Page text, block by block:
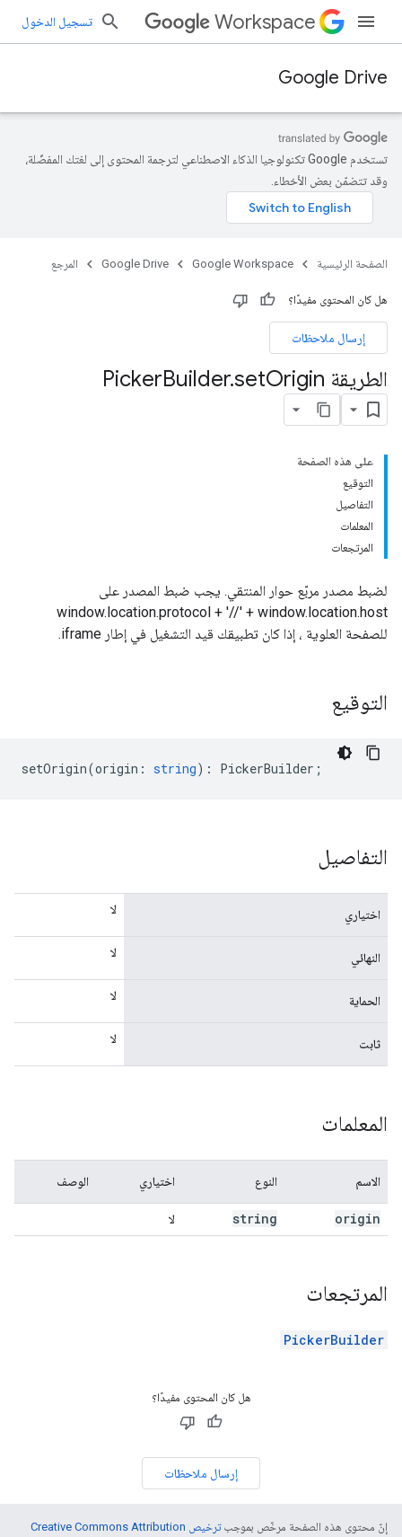
Workspace تسجيل الدخول
Google Drive
تستخدم Google تكنولوجيا الذكاء الاصطناعي لترجمة المحتوى إلى لغتك المفضّلة،
وقد تتضمّن بعض الأخطاء.
الصفحة الرئيسية Google Workspace
Google Drive المرجع
هل كان المحتوى مفيدًا؟
إرسال ملاحظات
الطريقة Picker Builder.setOrigin
على هذه الصفحة
التوقيع
التفاصيل
المعلمات
المرتجعات
لضبط مصدر مربّع حوار المنتقي. يجب ضبط المصدر على
window.location.protocol + '//' + window.location.host
للصفحة العلوية ، إذا كان تطبيقك قيد التشغيل في إطار iframe.
التوقيع
setOrigin(origin : string) : PickerBuilder ;
التفاصيل
اختياري لا
النهائي لا
الحماية لا
ثابت لا
المعلمات
الاسم النوع اختياري الوصف
origin
string لا
المرتجعات
PickerBuilder
هل كان المحتوى مفيدًا؟
إرسال ملاحظات
إنّ محتوى هذه الصفحة مرخّص بموجب
ترخيص Creative Commons Attribution